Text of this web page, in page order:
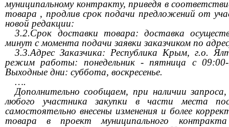
муниципальному контракту, приведя в
товара , продлив срок подачи предложений от
новой редакции:
3.2.Срок доставки товара: доставка
минут с момента подачи заявки заказчиком по
3.3.Адрес Заказчика: Республика Крым, г.о.
режим работы: понедельник - пятница с
Выходные дни: суббота, воскресенье.
….
Дополнительно сообщаем, при наличии
любого участника закупки в части места
самостоятельно внесены изменения и более
товара в проект муниципального